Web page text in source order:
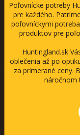
Poľovnícke potreby
pre každého.
poľovníckymi
produktov pre
Huntingland.sk
oblečenia až po
za primerané ceny.
náročnom